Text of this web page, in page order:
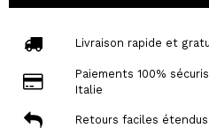
Livraison rapide et
Paiements 100%
Italie
Retours faciles